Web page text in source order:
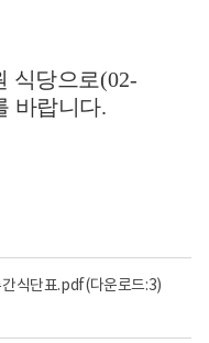
식당으로(02-
바랍니다.
간식단표.pdf(다운로드:3)